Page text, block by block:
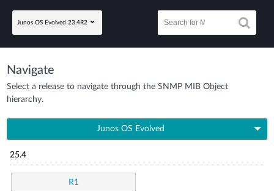
Junos OS Evolved 23.4R2
Navigate
Select a release to navigate through the SNMP MIB Object
hierarchy.
Junos OS Evolved
25.4
R1